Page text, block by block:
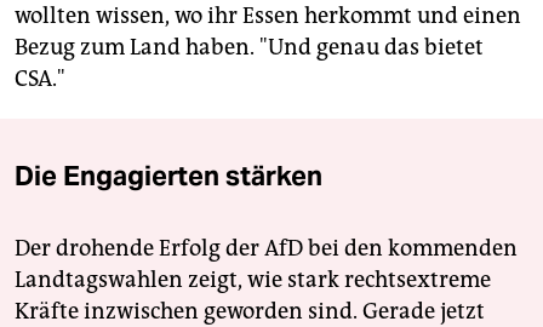
wollten wissen, wo ihr Essen herkommt und einen
Bezug zum Land haben. "Und genau das bietet
CSA."
Die Engagierten stärken
Der drohende Erfolg der AfD bei den kommenden
Landtagswahlen zeigt, wie stark rechtsextreme
Kräfte inzwischen geworden sind. Gerade jetzt